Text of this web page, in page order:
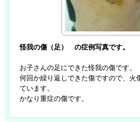
怪我の傷（足） の症例写真です。
お子さんの足にできた怪我の傷です。
何回か繰り返しできた傷ですので、火
ています。
かなり重症の傷です。